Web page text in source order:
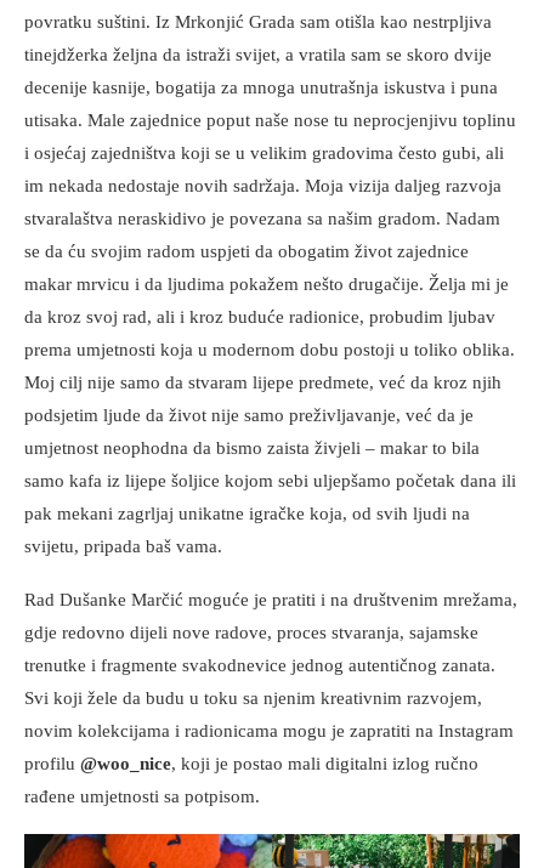
povratku suštini. Iz Mrkonjić Grada sam otišla kao nestrpljiva
tinejdžerka željna da istraži svijet, a vratila sam se skoro dvije
decenije kasnije, bogatija za mnoga unutrašnja iskustva i puna
utisaka. Male zajednice poput naše nose tu neprocjenjivu toplinu
i osjećaj zajedništva koji se u velikim gradovima često gubi, ali
im nekada nedostaje novih sadržaja. Moja vizija daljeg razvoja
stvaralaštva neraskidivo je povezana sa našim gradom. Nadam
se da ću svojim radom uspjeti da obogatim život zajednice
makar mrvicu i da ljudima pokažem nešto drugačije. Želja mi je
da kroz svoj rad, ali i kroz buduće radionice, probudim ljubav
prema umjetnosti koja u modernom dobu postoji u toliko oblika.
Moj cilj nije samo da stvaram lijepe predmete, već da kroz njih
podsjetim ljude da život nije samo preživljavanje, već da je
umjetnost neophodna da bismo zaista živjeli – makar to bila
samo kafa iz lijepe šoljice kojom sebi uljepšamo početak dana ili
pak mekani zagrljaj unikatne igračke koja, od svih ljudi na
svijetu, pripada baš vama.
Rad Dušanke Marčić moguće je pratiti i na društvenim mrežama,
gdje redovno dijeli nove radove, proces stvaranja, sajamske
trenutke i fragmente svakodnevice jednog autentičnog zanata.
Svi koji žele da budu u toku sa njenim kreativnim razvojem,
novim kolekcijama i radionicama mogu je zapratiti na Instagram
profilu @woo_nice, koji je postao mali digitalni izlog ručno
rađene umjetnosti sa potpisom.